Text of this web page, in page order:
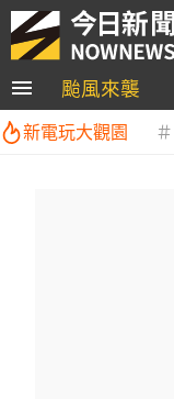
颱風來襲
新電玩大觀園